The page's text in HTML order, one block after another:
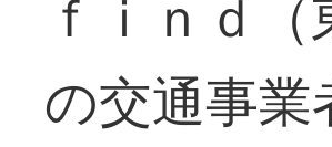
ｆｉｎｄ
の交通事